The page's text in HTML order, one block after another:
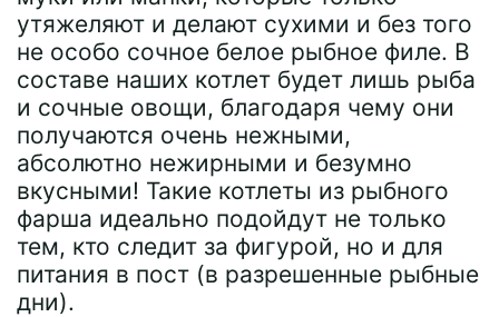
утяжеляют и делают сухими и без того
не особо сочное белое рыбное филе. В
составе наших котлет будет лишь рыба
и сочные овощи, благодаря чему они
получаются очень нежными,
абсолютно нежирными и безумно
вкусными! Такие котлеты из рыбного
фарша идеально подойдут не только
тем, кто следит за фигурой, но и для
питания в пост (в разрешенные рыбные
дни).